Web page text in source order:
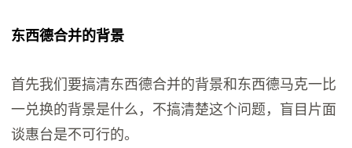
东西德合并的背景
首先我们要搞清东西德合并的背景和东西德马克一比
一兑换的背景是什么，不搞清楚这个问题，盲目片面
谈惠台是不可行的。